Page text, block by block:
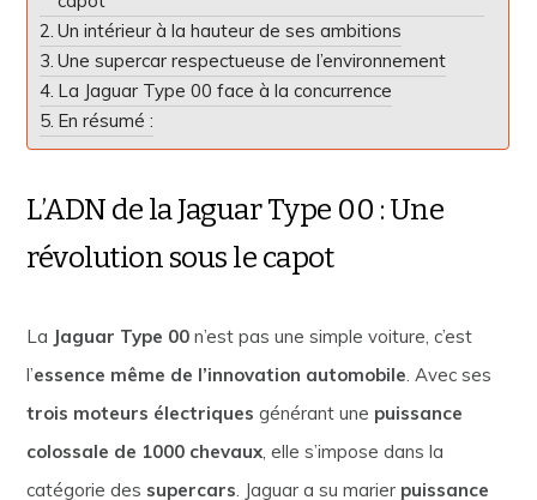
Un intérieur à la hauteur de ses ambitions
Une supercar respectueuse de l’environnement
La Jaguar Type 00 face à la concurrence
En résumé :
L’ADN de la Jaguar Type 00 : Une
révolution sous le capot
La Jaguar Type 00 n’est pas une simple voiture, c’est
l’essence même de l’innovation automobile. Avec ses
trois moteurs électriques générant une puissance
colossale de 1000 chevaux, elle s’impose dans la
catégorie des supercars. Jaguar a su marier puissance